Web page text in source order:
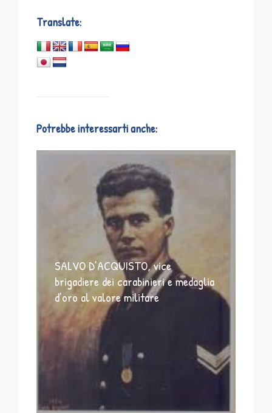
Translate:
Potrebbe interessarti anche:
SALVO D’ACQUISTO, vice
brigadiere dei carabinieri e medaglia
d’oro al valore militare